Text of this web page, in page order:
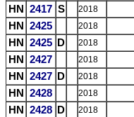
HN 2417 S 2018
HN 2425 2018
HN 2425 D 2018
HN 2427 2018
HN 2427 D 2018
HN 2428 2018
HN 2428 D 2018